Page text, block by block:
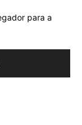
para a